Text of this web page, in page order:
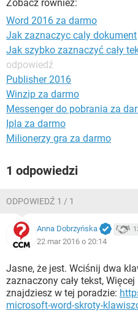
Zobacz również:
Word 2016 za darmo
Jak zaznaczyc caly dokument
Jak szybko zaznaczyć cały
odpowiedź
Publisher 2016
Winzip za darmo
Messenger do pobrania za
Ipla za darmo
Milionerzy gra za darmo
1 odpowiedzi
ODPOWIEDŹ 1 / 1
Anna Dobrzyńska
22 mar 2016 o 20:14
Jasne, że jest. Wciśnij dwa
zaznaczony cały tekst,
znajdziesz w tej poradzie:
microsoft-word-skroty-